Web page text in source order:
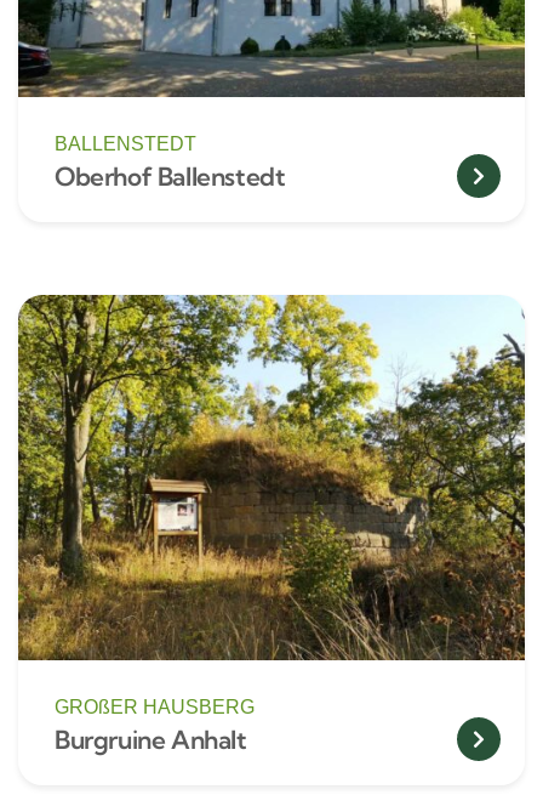
BALLENSTEDT
Oberhof Ballenstedt
GROßER HAUSBERG
Burgruine Anhalt